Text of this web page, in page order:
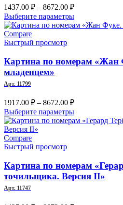
1437.00 ₽ – 8672.00 ₽Диапазон
цен:
1437.00 ₽
Выберите параметрыЭтот
товар
Опции
можно
товара.
Compare
Быстрый просмотр
Картина по номерам «Жан
младенцем»
Арт. 11799
1917.00 ₽ – 8672.00 ₽Диапазон
цен:
1917.00 ₽
Выберите параметрыЭтот
товар
можно
выбрать
на
Compare
Быстрый просмотр
Картина по номерам
точильщика. Версия II»
Арт. 11747